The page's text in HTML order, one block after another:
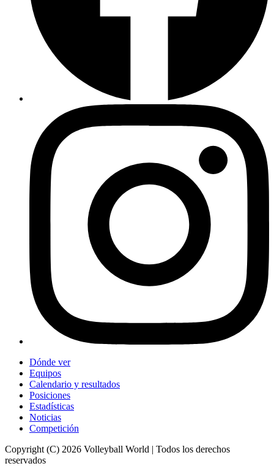
Dónde ver
Equipos
Calendario y resultados
Posiciones
Estadísticas
Noticias
Competición
Copyright (C) 2026 Volleyball World | Todos los derechos
reservados